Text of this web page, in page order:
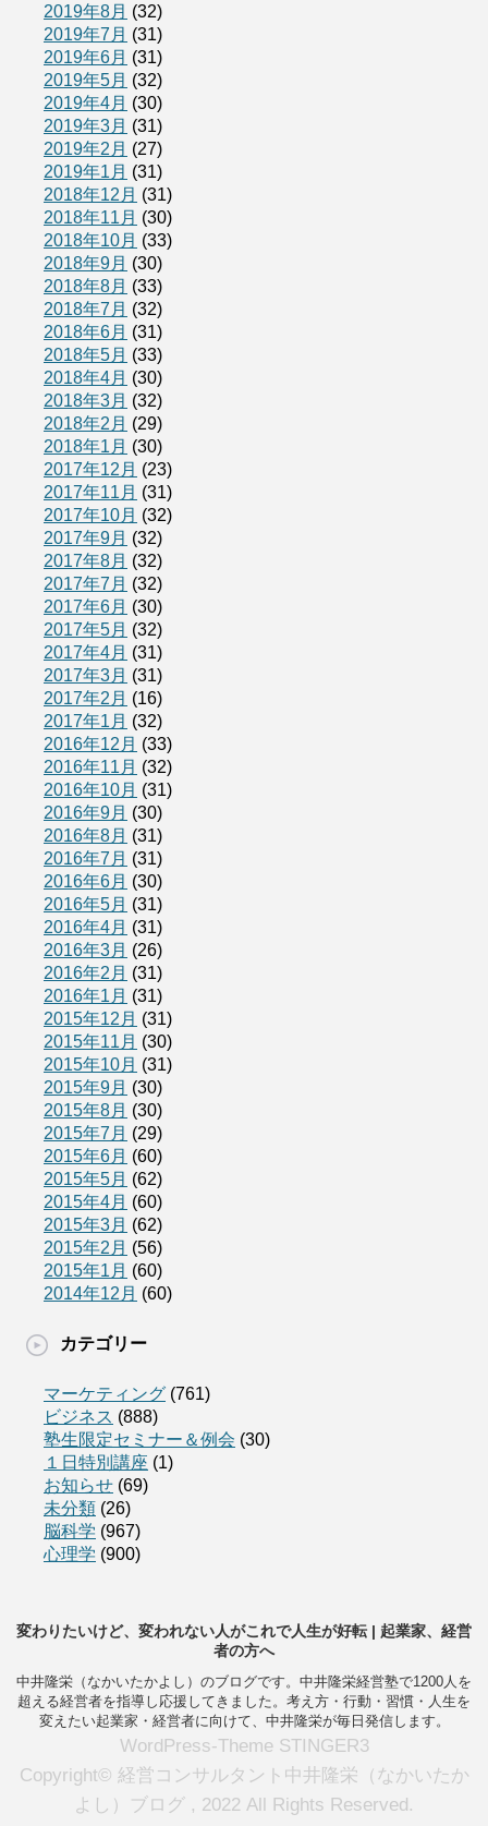
2019年8月 (32)
2019年7月 (31)
2019年6月 (31)
2019年5月 (32)
2019年4月 (30)
2019年3月 (31)
2019年2月 (27)
2019年1月 (31)
2018年12月 (31)
2018年11月 (30)
2018年10月 (33)
2018年9月 (30)
2018年8月 (33)
2018年7月 (32)
2018年6月 (31)
2018年5月 (33)
2018年4月 (30)
2018年3月 (32)
2018年2月 (29)
2018年1月 (30)
2017年12月 (23)
2017年11月 (31)
2017年10月 (32)
2017年9月 (32)
2017年8月 (32)
2017年7月 (32)
2017年6月 (30)
2017年5月 (32)
2017年4月 (31)
2017年3月 (31)
2017年2月 (16)
2017年1月 (32)
2016年12月 (33)
2016年11月 (32)
2016年10月 (31)
2016年9月 (30)
2016年8月 (31)
2016年7月 (31)
2016年6月 (30)
2016年5月 (31)
2016年4月 (31)
2016年3月 (26)
2016年2月 (31)
2016年1月 (31)
2015年12月 (31)
2015年11月 (30)
2015年10月 (31)
2015年9月 (30)
2015年8月 (30)
2015年7月 (29)
2015年6月 (60)
2015年5月 (62)
2015年4月 (60)
2015年3月 (62)
2015年2月 (56)
2015年1月 (60)
2014年12月 (60)
カテゴリー
マーケティング (761)
ビジネス (888)
塾生限定セミナー＆例会 (30)
１日特別講座 (1)
お知らせ (69)
未分類 (26)
脳科学 (967)
心理学 (900)
変わりたいけど、変われない人がこれで人生が好転 | 起業家、経営
者の方へ
中井隆栄（なかいたかよし）のブログです。中井隆栄経営塾で1200人を
超える経営者を指導し応援してきました。考え方・行動・習慣・人生を
変えたい起業家・経営者に向けて、中井隆栄が毎日発信します。
WordPress-Theme STINGER3
Copyright© 経営コンサルタント中井隆栄（なかいたか
よし）ブログ , 2022 All Rights Reserved.